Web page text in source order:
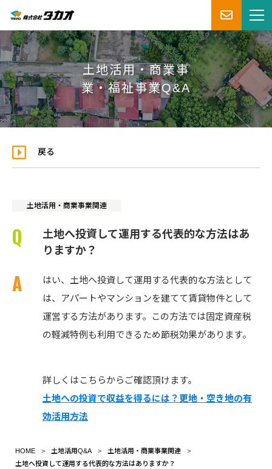
土地活用・商業事
業・福祉事業Q&A
戻る
土地活用・商業事業関連
土地へ投資して運用する代表的な方法はあ
りますか？
はい、土地へ投資して運用する代表的な方法として
は、アパートやマンションを建てて賃貸物件として
運営する方法があります。この方法では固定資産税
の軽減特例も利用できるため節税効果があります。
詳しくはこちらからご確認頂けます。
土地への投資で収益を得るには？更地・空き地の有
効活用方法
HOME 土地活用Q&A
土地活用・商業事業関連
土地へ投資して運用する代表的な方法はありますか？